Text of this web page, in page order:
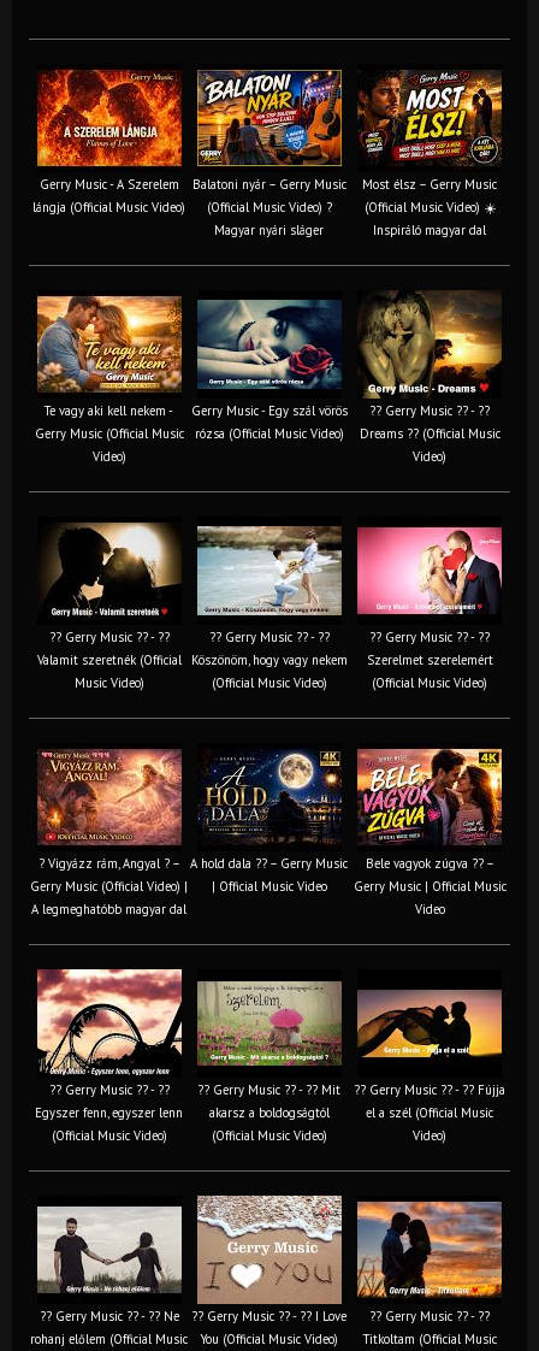
Gerry Music - A Szerelem
lángja (Official Music Video)
Balatoni nyár – Gerry Music
(Official Music Video) ?
Magyar nyári sláger
Most élsz – Gerry Music
(Official Music Video) ☀️
Inspiráló magyar dal
Te vagy aki kell nekem -
Gerry Music (Official Music
Video)
Gerry Music - Egy szál vörös
rózsa (Official Music Video)
?? Gerry Music ?? - ??
Dreams ?? (Official Music
Video)
?? Gerry Music ?? - ??
Valamit szeretnék (Official
Music Video)
?? Gerry Music ?? - ??
Köszönöm, hogy vagy nekem
(Official Music Video)
?? Gerry Music ?? - ??
Szerelmet szerelemért
(Official Music Video)
? Vigyázz rám, Angyal ? –
Gerry Music (Official Video) |
A legmeghatóbb magyar dal
A hold dala ?? – Gerry Music
| Official Music Video
Bele vagyok zúgva ?? –
Gerry Music | Official Music
Video
?? Gerry Music ?? - ??
Egyszer fenn, egyszer lenn
(Official Music Video)
?? Gerry Music ?? - ?? Mit
akarsz a boldogságtól
(Official Music Video)
?? Gerry Music ?? - ?? Fújja
el a szél (Official Music
Video)
?? Gerry Music ?? - ?? Ne
rohanj előlem (Official Music
?? Gerry Music ?? - ?? I Love
You (Official Music Video)
?? Gerry Music ?? - ??
Titkoltam (Official Music